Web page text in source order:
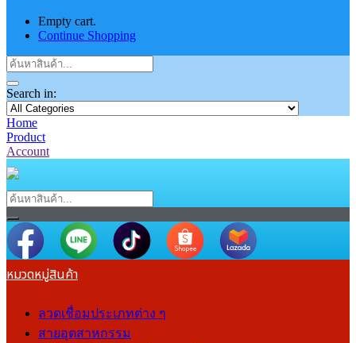
Empty cart.
Continue Shopping
Search in:
Home
Product
Account
หมวดหมู่สินค้า
ลวดเชื่อมประเภทต่าง ๆ
สายอุตสาหกรรม